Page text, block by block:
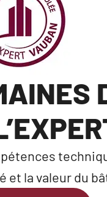
et la valeur du